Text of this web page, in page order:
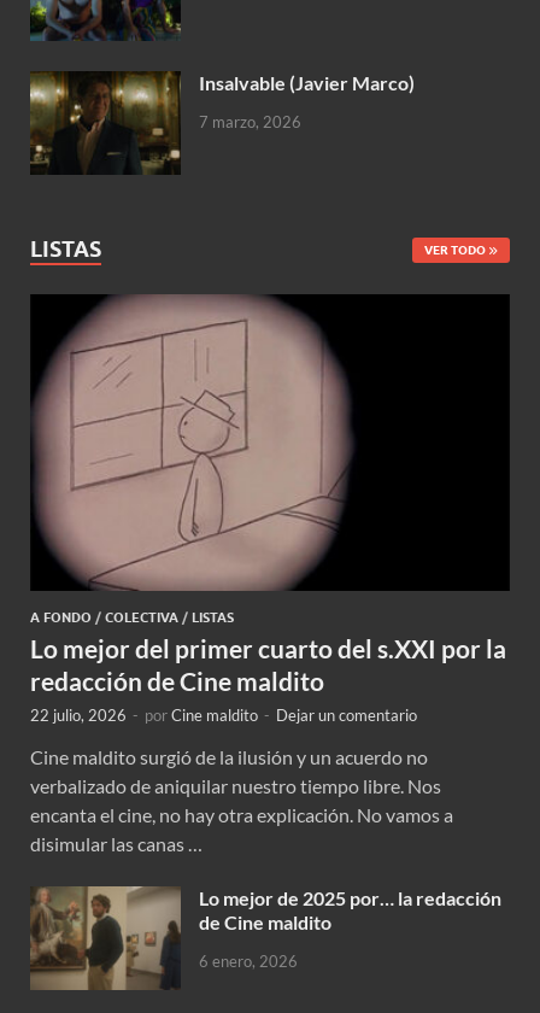
Insalvable (Javier Marco)
7 marzo, 2026
LISTAS VER TODO
A FONDO / COLECTIVA / LISTAS
Lo mejor del primer cuarto del s.XXI por la
redacción de Cine maldito
22 julio, 2026 - porCine maldito - Dejar un comentario
Cine maldito surgió de la ilusión y un acuerdo no
verbalizado de aniquilar nuestro tiempo libre. Nos
encanta el cine, no hay otra explicación. No vamos a
disimular las canas …
Lo mejor de 2025 por… la redacción
de Cine maldito
6 enero, 2026